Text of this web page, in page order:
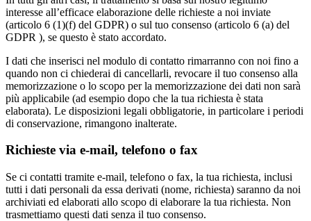
interesse all’efficace elaborazione delle richieste a noi inviate
(articolo 6 (1)(f) del GDPR) o sul tuo consenso (articolo 6 (a) del
GDPR ), se questo è stato accordato.
I dati che inserisci nel modulo di contatto rimarranno con noi fino a
quando non ci chiederai di cancellarli, revocare il tuo consenso alla
memorizzazione o lo scopo per la memorizzazione dei dati non sarà
più applicabile (ad esempio dopo che la tua richiesta è stata
elaborata). Le disposizioni legali obbligatorie, in particolare i periodi
di conservazione, rimangono inalterate.
Richieste via e-mail, telefono o fax
Se ci contatti tramite e-mail, telefono o fax, la tua richiesta, inclusi
tutti i dati personali da essa derivati (nome, richiesta) saranno da noi
archiviati ed elaborati allo scopo di elaborare la tua richiesta. Non
trasmettiamo questi dati senza il tuo consenso.